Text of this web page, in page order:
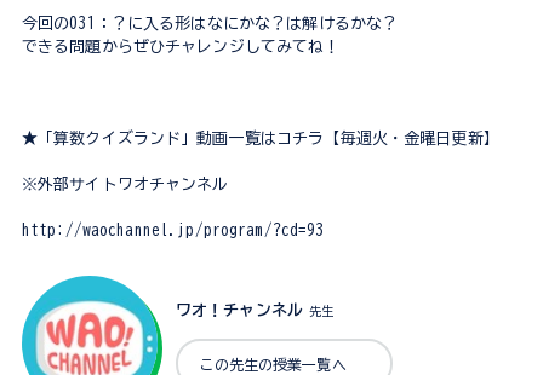
今回の031：？に入る形はなにかな？は解けるかな？
できる問題からぜひチャレンジしてみてね！
★「算数クイズランド」動画一覧はコチラ【毎週火・金曜日更新】
※外部サイトワオチャンネル
http://waochannel.jp/program/?cd=93
ワオ！チャンネル 先生
この先生の授業一覧へ